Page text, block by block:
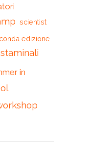
scientist
edizione
staminali
in